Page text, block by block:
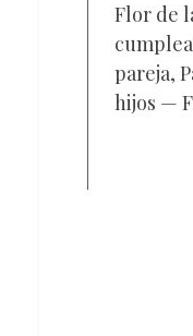
Flor de
pareja,
hijos —